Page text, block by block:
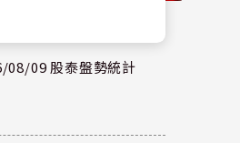
08/09 股泰盤勢統計